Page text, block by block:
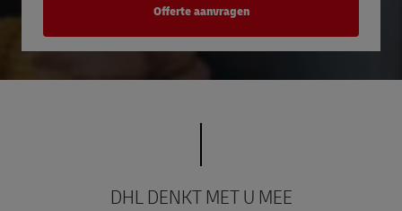
DHL DENKT MET U MEE